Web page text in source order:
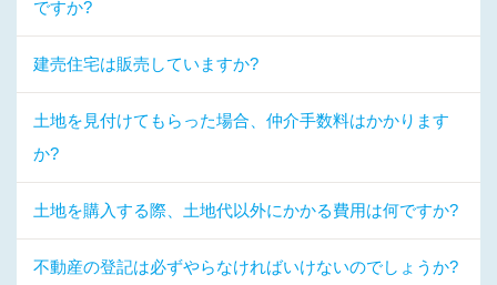
ですか?
建売住宅は販売していますか?
土地を見付けてもらった場合、仲介手数料はかかります
か?
土地を購入する際、土地代以外にかかる費用は何ですか?
不動産の登記は必ずやらなければいけないのでしょうか?